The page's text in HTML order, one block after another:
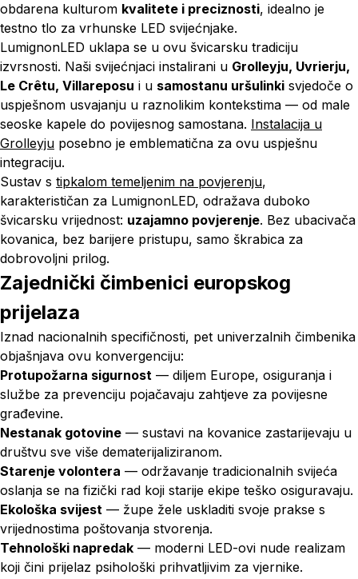
obdarena kulturom kvalitete i preciznosti, idealno je
testno tlo za vrhunske LED svijećnjake.
LumignonLED uklapa se u ovu švicarsku tradiciju
izvrsnosti. Naši svijećnjaci instalirani u Grolleyju, Uvrierju,
Le Crêtu, Villareposu i u samostanu uršulinki svjedoče o
uspješnom usvajanju u raznolikim kontekstima — od male
seoske kapele do povijesnog samostana. Instalacija u
Grolleyju posebno je emblematična za ovu uspješnu
integraciju.
Sustav s tipkalom temeljenim na povjerenju,
karakterističan za LumignonLED, odražava duboko
švicarsku vrijednost: uzajamno povjerenje. Bez ubacivača
kovanica, bez barijere pristupu, samo škrabica za
dobrovoljni prilog.
Zajednički čimbenici europskog
prijelaza
Iznad nacionalnih specifičnosti, pet univerzalnih čimbenika
objašnjava ovu konvergenciju:
Protupožarna sigurnost — diljem Europe, osiguranja i
službe za prevenciju pojačavaju zahtjeve za povijesne
građevine.
Nestanak gotovine — sustavi na kovanice zastarijevaju u
društvu sve više dematerijaliziranom.
Starenje volontera — održavanje tradicionalnih svijeća
oslanja se na fizički rad koji starije ekipe teško osiguravaju.
Ekološka svijest — župe žele uskladiti svoje prakse s
vrijednostima poštovanja stvorenja.
Tehnološki napredak — moderni LED-ovi nude realizam
koji čini prijelaz psihološki prihvatljivim za vjernike.